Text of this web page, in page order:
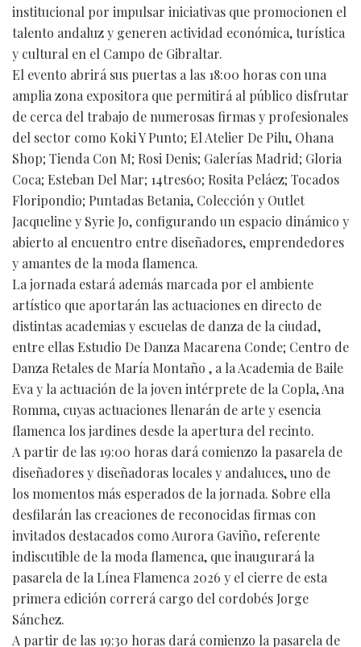
institucional por impulsar iniciativas que promocionen el
talento andaluz y generen actividad económica, turística
y cultural en el Campo de Gibraltar.
El evento abrirá sus puertas a las 18:00 horas con una
amplia zona expositora que permitirá al público disfrutar
de cerca del trabajo de numerosas firmas y profesionales
del sector como Koki Y Punto; El Atelier De Pilu, Ohana
Shop; Tienda Con M; Rosi Denis; Galerías Madrid; Gloria
Coca; Esteban Del Mar; 14tres60; Rosita Peláez; Tocados
Floripondio; Puntadas Betania, Colección y Outlet
Jacqueline y Syrie Jo, configurando un espacio dinámico y
abierto al encuentro entre diseñadores, emprendedores
y amantes de la moda flamenca.
La jornada estará además marcada por el ambiente
artístico que aportarán las actuaciones en directo de
distintas academias y escuelas de danza de la ciudad,
entre ellas Estudio De Danza Macarena Conde; Centro de
Danza Retales de María Montaño , a la Academia de Baile
Eva y la actuación de la joven intérprete de la Copla, Ana
Romma, cuyas actuaciones llenarán de arte y esencia
flamenca los jardines desde la apertura del recinto.
A partir de las 19:00 horas dará comienzo la pasarela de
diseñadores y diseñadoras locales y andaluces, uno de
los momentos más esperados de la jornada. Sobre ella
desfilarán las creaciones de reconocidas firmas con
invitados destacados como Aurora Gaviño, referente
indiscutible de la moda flamenca, que inaugurará la
pasarela de la Línea Flamenca 2026 y el cierre de esta
primera edición correrá cargo del cordobés Jorge
Sánchez.
A partir de las 19:30 horas dará comienzo la pasarela de